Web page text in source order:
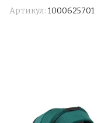
Артикул: 1000625701